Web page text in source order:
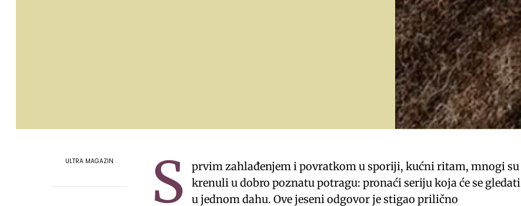
ULTRA MAGAZIN S
prvim zahlađenjem i povratkom u sporiji, kućni ritam, mnogi su
krenuli u dobro poznatu potragu: pronaći seriju koja će se gledati
u jednom dahu. Ove jeseni odgovor je stigao prilično